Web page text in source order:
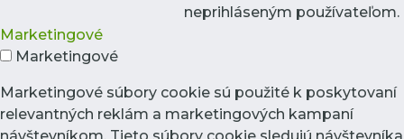
neprihláseným používateľom.
Marketingové
Marketingové
Marketingové súbory cookie sú použité k poskytovaní
relevantných reklám a marketingových kampaní
návštevníkom. Tieto súbory cookie sledujú návštevníka